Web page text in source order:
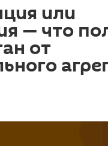
или
— что
от